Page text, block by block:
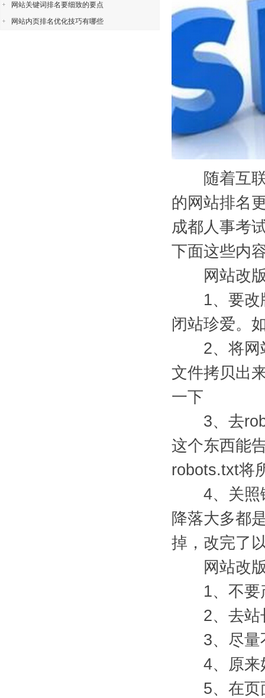
随着互联
的网站排名
成都人事考
下面这些内
网站改版
1、要改版
闭站珍爱。
2、将网站
文件拷贝出
一下
3、去
这个东西能
robots.txt将
4、关照链
降落大多都
掉，改完了
网站改版
1、不要产
2、去站
3、尽量不
4、原来好
5、在页面
网站关键词排名要细致的要点
网站内页排名优化技巧有哪些